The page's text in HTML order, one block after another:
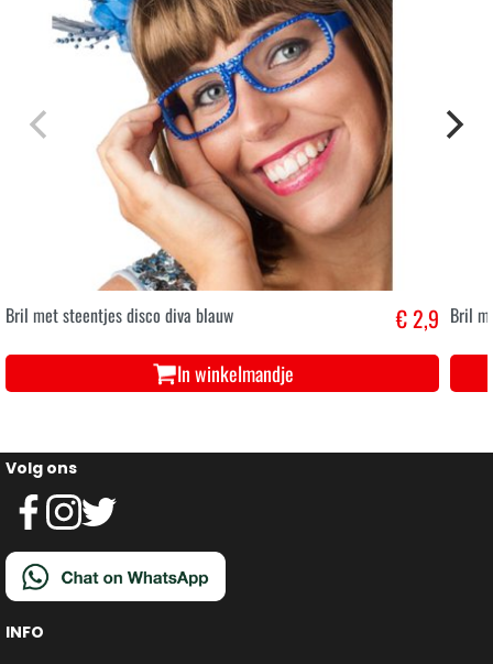
Bril met steentjes disco diva blauw € 2,9
In winkelmandje
Bril
Volg ons
INFO